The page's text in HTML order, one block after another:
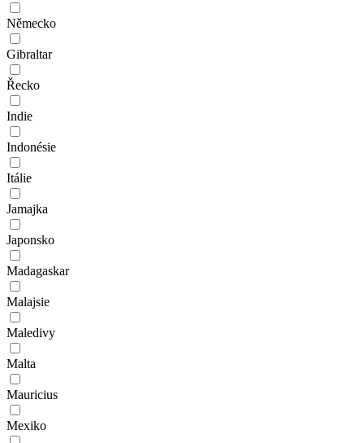
Německo
Gibraltar
Řecko
Indie
Indonésie
Itálie
Jamajka
Japonsko
Madagaskar
Malajsie
Maledivy
Malta
Mauricius
Mexiko